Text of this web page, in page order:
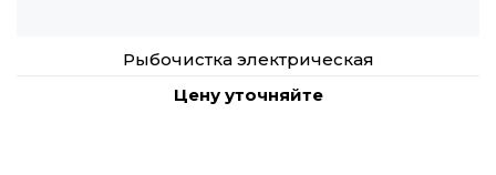
Рыбочистка электрическая
Цену уточняйте